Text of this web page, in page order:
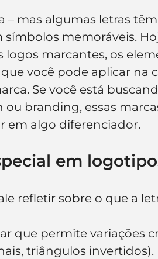
Curiosidades
empresa Branding
– mas algumas letras
memoráveis.
logos marcantes, os
você pode aplicar na
Se você está
branding, essas
em algo diferenciador.
em
refletir sobre o que a
que permite variações
triângulos invertidos).